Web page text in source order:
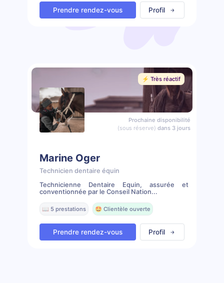
Prendre rendez-vous Profil
⚡️ Très réactif
Prochaine disponibilité
(sous réserve) dans 3 jours
Marine Oger
Technicien dentaire équin
Technicienne Dentaire Equin, assurée et
conventionnée par le Conseil Nation...
📖 5 prestations 🤩 Clientèle ouverte
Prendre rendez-vous Profil